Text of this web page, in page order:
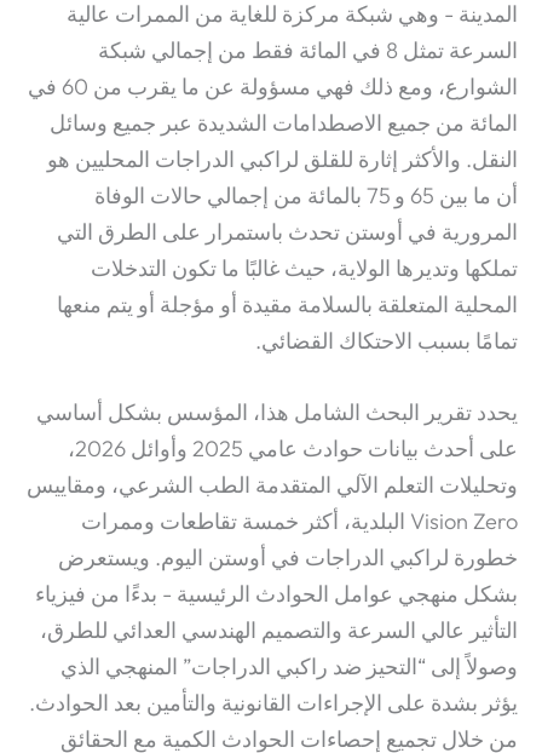
المدينة - وهي شبكة مركزة للغاية من الممرات عالية
السرعة تمثل 8 في المائة فقط من إجمالي شبكة
الشوارع، ومع ذلك فهي مسؤولة عن ما يقرب من 60 في
المائة من جميع الاصطدامات الشديدة عبر جميع وسائل
النقل. والأكثر إثارة للقلق لراكبي الدراجات المحليين هو
أن ما بين 65 و 75 بالمائة من إجمالي حالات الوفاة
المرورية في أوستن تحدث باستمرار على الطرق التي
تملكها وتديرها الولاية، حيث غالبًا ما تكون التدخلات
المحلية المتعلقة بالسلامة مقيدة أو مؤجلة أو يتم منعها
تمامًا بسبب الاحتكاك القضائي.
يحدد تقرير البحث الشامل هذا، المؤسس بشكل أساسي
على أحدث بيانات حوادث عامي 2025 وأوائل 2026،
وتحليلات التعلم الآلي المتقدمة الطب الشرعي، ومقاييس
Vision Zero البلدية، أكثر خمسة تقاطعات وممرات
خطورة لراكبي الدراجات في أوستن اليوم. ويستعرض
بشكل منهجي عوامل الحوادث الرئيسية - بدءًا من فيزياء
التأثير عالي السرعة والتصميم الهندسي العدائي للطرق،
وصولاً إلى “التحيز ضد راكبي الدراجات” المنهجي الذي
يؤثر بشدة على الإجراءات القانونية والتأمين بعد الحوادث.
من خلال تجميع إحصاءات الحوادث الكمية مع الحقائق